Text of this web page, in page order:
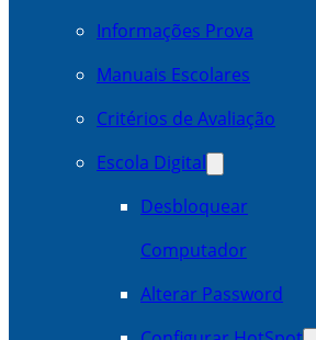
Informações Prova
Manuais Escolares
Critérios de Avaliação
Escola Digital
Desbloquear
Computador
Alterar Password